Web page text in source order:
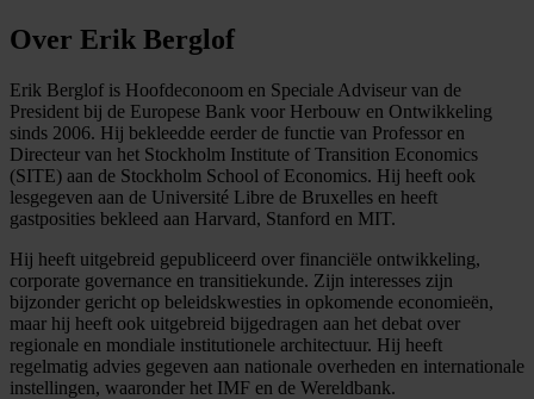
Over Erik Berglof
Erik Berglof is Hoofdeconoom en Speciale Adviseur van de
President bij de Europese Bank voor Herbouw en Ontwikkeling
sinds 2006. Hij bekleedde eerder de functie van Professor en
Directeur van het Stockholm Institute of Transition Economics
(SITE) aan de Stockholm School of Economics. Hij heeft ook
lesgegeven aan de Université Libre de Bruxelles en heeft
gastposities bekleed aan Harvard, Stanford en MIT.
Hij heeft uitgebreid gepubliceerd over financiële ontwikkeling,
corporate governance en transitiekunde. Zijn interesses zijn
bijzonder gericht op beleidskwesties in opkomende economieën,
maar hij heeft ook uitgebreid bijgedragen aan het debat over
regionale en mondiale institutionele architectuur. Hij heeft
regelmatig advies gegeven aan nationale overheden en internationale
instellingen, waaronder het IMF en de Wereldbank.